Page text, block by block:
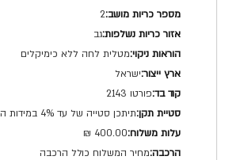
2
גב
מטלית לחה ללא כימיקלים
ישראל
פורטו 2143
תיתכן סטייה של עד 4% במידות המוצר
400.00 ₪
מחיר המשלוח כולל הרכבה